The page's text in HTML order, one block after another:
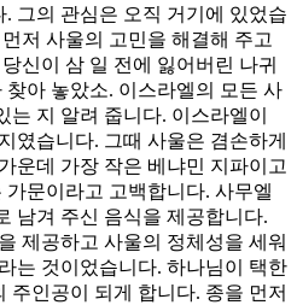
그의 관심은 오직 거기에 있었습
저 사울의 고민을 해결해 주고
신이 삼 일 전에 잃어버린 나귀
아 놓았소. 이스라엘의 모든 사
지 알려 줍니다. 이스라엘이
였습니다. 그때 사울은 겸손하게
운데 가장 작은 베냐민 지파이고
문이라고 고백합니다. 사무엘
남겨 주신 음식을 제공합니다.
제공하고 사울의 정체성을 세워
는 것이었습니다. 하나님이 택한
주인공이 되게 합니다. 종을 먼저